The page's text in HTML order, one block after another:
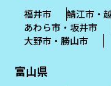
福井市 鯖江市・
あわら市・坂井市
大野市・勝山市
富山県